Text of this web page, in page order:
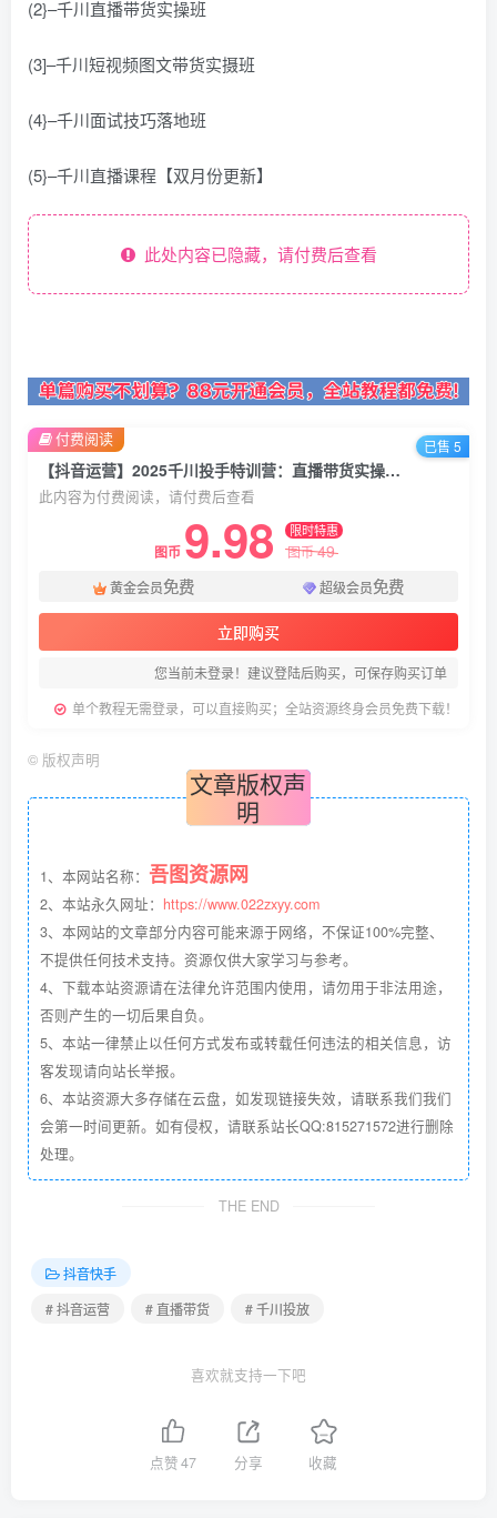
(2}–千川直播带货实操班
(3]–千川短视频图文带货实摄班
(4}–千川面试技巧落地班
(5}–千川直播课程【双月份更新】
此处内容已隐藏，请付费后查看
【抖音运营】2025千川投手特训营：直播带货实操课，助你掌控直播间引流与转化！
此内容为付费阅读，请付费后查看
图币 9.98 限时特惠
图币49
黄金会员免费 超级会员免费
立即购买
您当前未登录！建议登陆后购买，可保存购买订单
单个教程无需登录，可以直接购买；全站资源终身会员免费下载！
付费阅读 已售 5
© 版权声明
文章版权声
明
1、本网站名称： 吾图资源网
2、本站永久网址： https://www.022zxyy.com
3、本网站的文章部分内容可能来源于网络，不保证100%完整、
不提供任何技术支持。资源仅供大家学习与参考。
4、下载本站资源请在法律允许范围内使用，请勿用于非法用途，
否则产生的一切后果自负。
5、本站一律禁止以任何方式发布或转载任何违法的相关信息，访
客发现请向站长举报。
6、本站资源大多存储在云盘，如发现链接失效，请联系我们我们
会第一时间更新。如有侵权，请联系站长QQ:815271572进行删除
处理。
THE END
抖音快手
# 抖音运营
# 直播带货 # 千川投放
喜欢就支持一下吧
点赞47 分享 收藏